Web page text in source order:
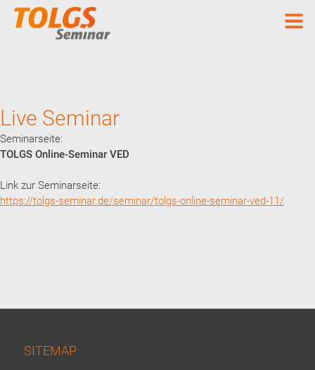
Live Seminar
Seminarseite:
TOLGS Online-Seminar VED
Link zur Seminarseite:
https://tolgs-seminar.de/seminar/tolgs-online-seminar-ved-11/
SITEMAP